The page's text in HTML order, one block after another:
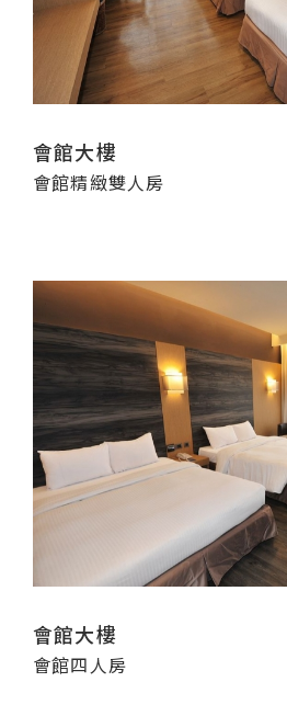
會館大樓
會館精緻雙人房
會館大樓
會館四人房